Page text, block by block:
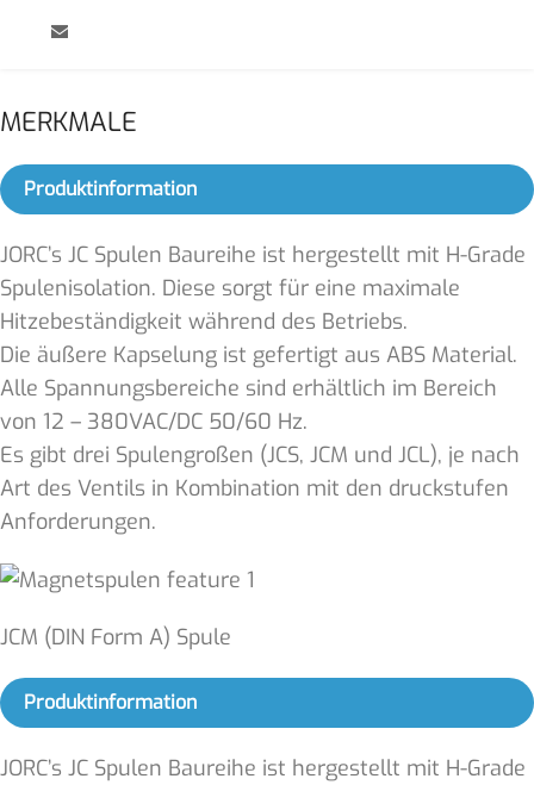
MERKMALE
Produktinformation
JORC’s JC Spulen Baureihe ist hergestellt mit H-Grade
Spulenisolation. Diese sorgt für eine maximale
Hitzebeständigkeit während des Betriebs.
Die äußere Kapselung ist gefertigt aus ABS Material.
Alle Spannungsbereiche sind erhältlich im Bereich
von 12 – 380VAC/DC 50/60 Hz.
Es gibt drei Spulengroßen (JCS, JCM und JCL), je nach
Art des Ventils in Kombination mit den druckstufen
Anforderungen.
JCM (DIN Form A) Spule
Produktinformation
JORC’s JC Spulen Baureihe ist hergestellt mit H-Grade